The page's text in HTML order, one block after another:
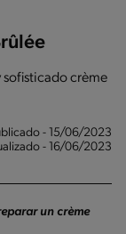
sofisticado crème
- 15/06/2023
- 16/06/2023
un crème